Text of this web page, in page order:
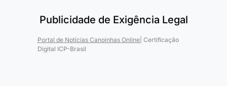
Publicidade de Exigência Legal
Portal de Notícias Canoinhas Online | Certificação
Digital ICP-Brasil